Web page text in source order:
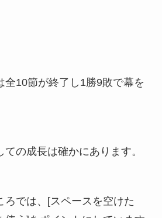
全10節が終了し1勝9敗で幕を
ての成長は確かにあります。
ろでは、[スペースを空けた